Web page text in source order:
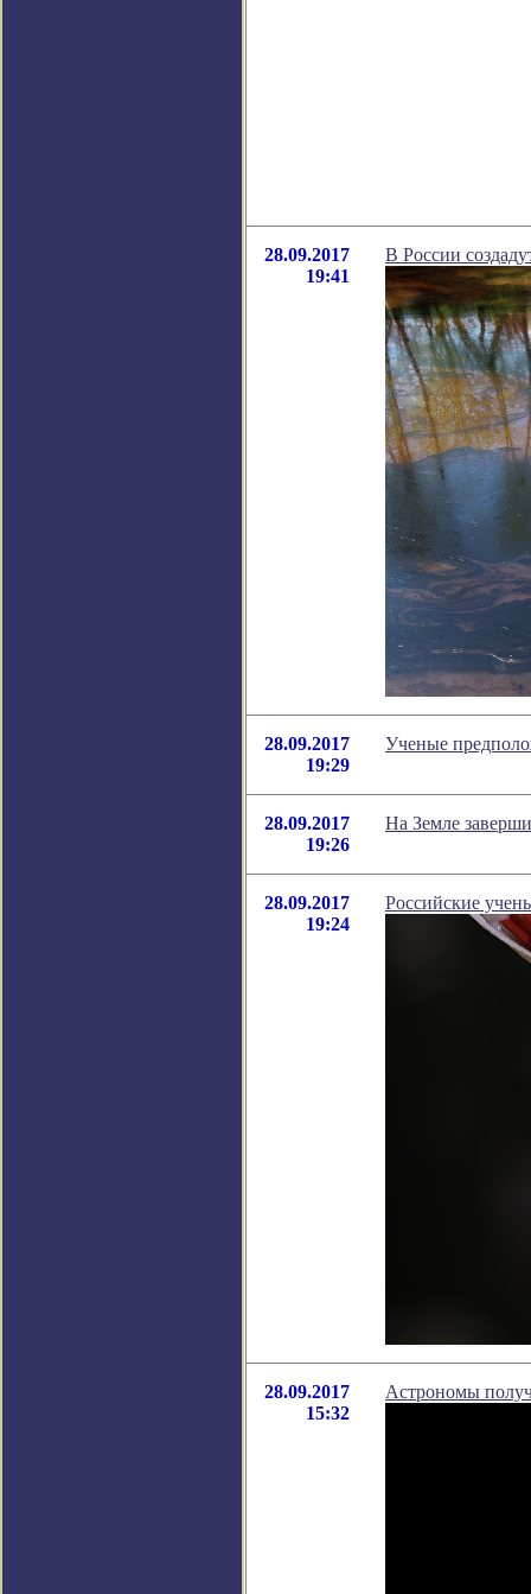
28.09.2017
19:41
В России
28.09.2017
19:29
Ученые
28.09.2017
19:26
На Земле
28.09.2017
19:24
Российские
28.09.2017
15:32
Астрономы